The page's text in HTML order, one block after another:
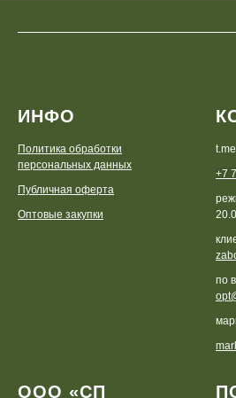
ИНФО
Политика обработки
персональных данных
Публичная оферта
Оптовые закупки
+7
по
ООО «СП